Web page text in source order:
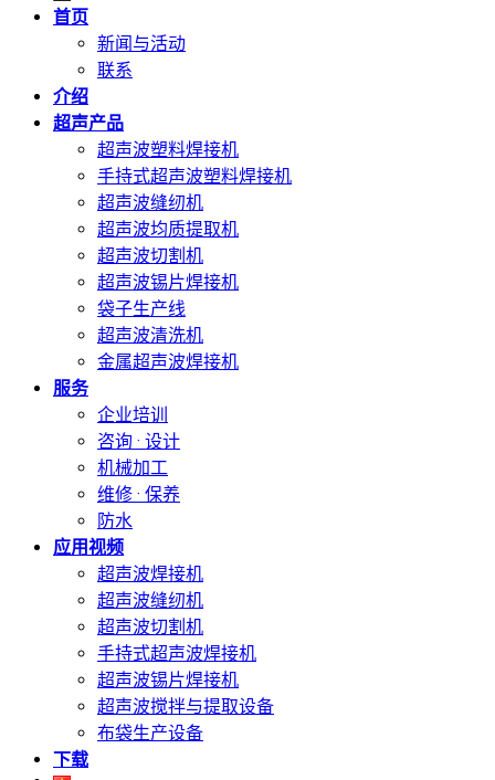
首页
新闻与活动
联系
介绍
超声产品
超声波塑料焊接机
手持式超声波塑料焊接机
超声波缝纫机
超声波均质提取机
超声波切割机
超声波锡片焊接机
袋子生产线
超声波清洗机
金属超声波焊接机
服务
企业培训
咨询 · 设计
机械加工
维修 · 保养
防水
应用视频
超声波焊接机
超声波缝纫机
超声波切割机
手持式超声波焊接机
超声波锡片焊接机
超声波搅拌与提取设备
布袋生产设备
下载